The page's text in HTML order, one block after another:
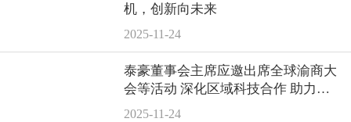
机，创新向未来
2025-11-24
泰豪董事会主席应邀出席全球渝商大
会等活动 深化区域科技合作 助力产
业高质量发展
2025-11-24